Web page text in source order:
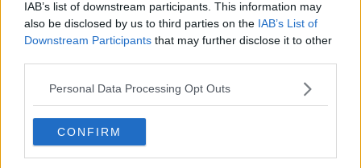
IAB’s list of downstream participants. This information may
also be disclosed by us to third parties on the IAB’s List of
Downstream Participants that may further disclose it to other
Personal Data Processing Opt Outs
CONFIRM